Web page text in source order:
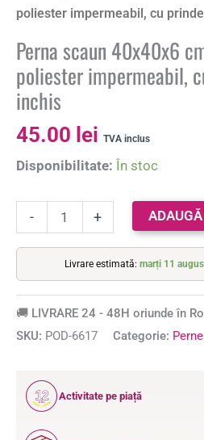
poliester impermeabil, cu
Perna scaun 40x40x6
poliester impermeabil,
inchis
45.00 lei TVA inclus
Disponibilitate: În stoc
- +
Livrare estimată: marți 11
🚚 LIVRARE 24 - 48H oriunde în
SKU: POD-6617 Categorie:
12
ANI
Activitate pe piață